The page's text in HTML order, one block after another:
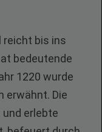
reicht bis ins
bedeutende
1220 wurde
erwähnt. Die
erlebte